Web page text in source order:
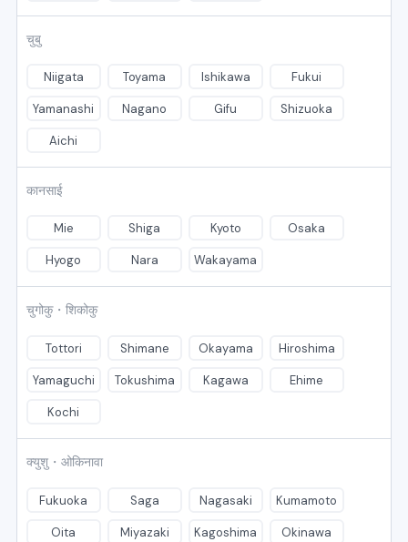
चुबु
Niigata Toyama Ishikawa Fukui
Yamanashi Nagano Gifu Shizuoka
Aichi
कानसाई
Mie Shiga Kyoto Osaka
Hyogo Nara Wakayama
चुगोकु・शिकोकु
Tottori Shimane Okayama Hiroshima
Yamaguchi Tokushima Kagawa Ehime
Kochi
क्युशु・ओकिनावा
Fukuoka Saga Nagasaki Kumamoto
Oita Miyazaki Kagoshima Okinawa